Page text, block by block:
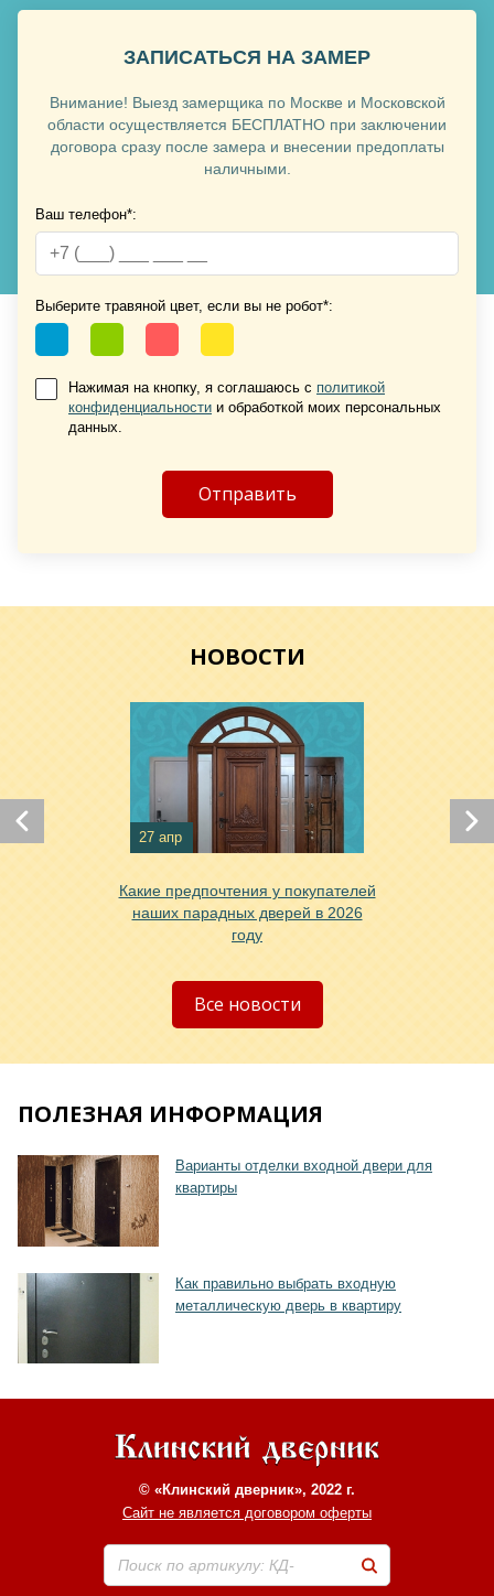
Хочу такую
Хочу такую
Хочу такую
Хочу такую
Хочу такую
Хочу такую
ЗАПИСАТЬСЯ НА ЗАМЕР
Внимание! Выезд замерщика по Москве и Московской
области осуществляется БЕСПЛАТНО при заключении
договора сразу после замера и внесении предоплаты
наличными.
Ваш телефон*:
Выберите травяной цвет, если вы не робот*:
Нажимая на кнопку, я соглашаюсь с политикой
конфиденциальности и обработкой моих персональных
данных.
НОВОСТИ
27 апр
Какие предпочтения у покупателей
наших парадных дверей в 2026
году
Все новости
ПОЛЕЗНАЯ ИНФОРМАЦИЯ
Варианты отделки входной двери для
квартиры
Как правильно выбрать входную
металлическую дверь в квартиру
© «Клинский дверник», 2022 г.
Сайт не является договором оферты
Поиск по артикулу: КД-